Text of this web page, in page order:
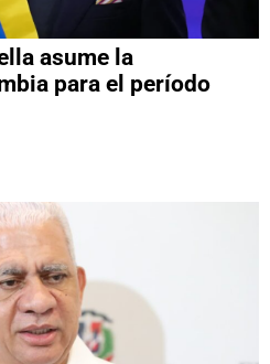
asume la
para el período